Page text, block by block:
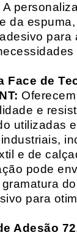
da
para
Face de
e
utilizadas
e de
pode
para
Adesão